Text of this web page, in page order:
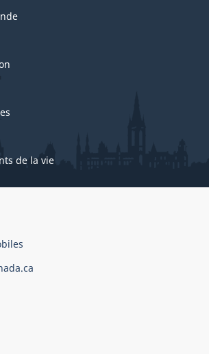
de la vie